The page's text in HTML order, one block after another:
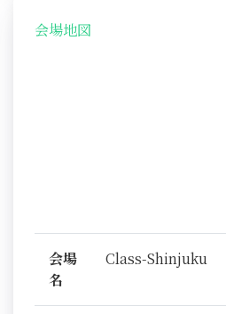
会場地図
会場
名
Class-Shinjuku